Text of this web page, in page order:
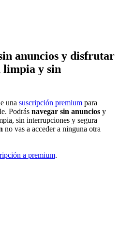
anuncios y disfrutar
limpia y sin
una suscripción premium para
Podrás navegar sin anuncios y
sin interrupciones y segura
no vas a acceder a ninguna otra
a premium.